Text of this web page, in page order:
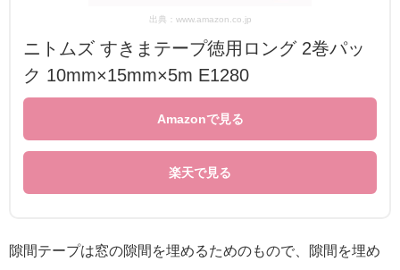
出典：www.amazon.co.jp
ニトムズ すきまテープ徳用ロング 2巻パッ
ク 10mm×15mm×5m E1280
Amazonで見る
楽天で見る
隙間テープは窓の隙間を埋めるためのもので、隙間を埋め